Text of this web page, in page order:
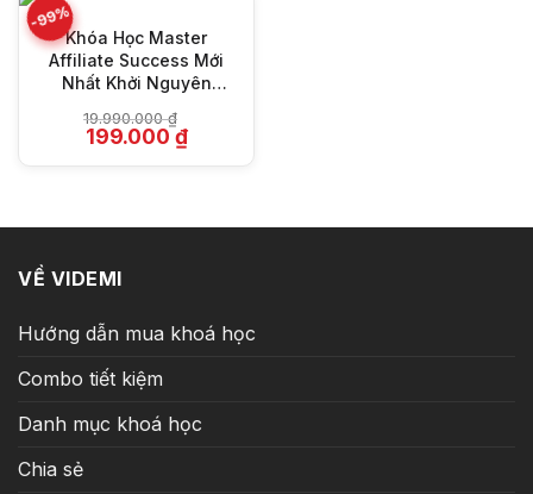
-99%
Khóa Học Master
Affiliate Success Mới
Nhất Khởi Nguyên
19.990.000₫
Giá
gốc
199.000 ₫Giá
hiện
VỀ VIDEMI
Hướng dẫn mua khoá học
Combo tiết kiệm
Danh mục khoá học
Chia sẻ